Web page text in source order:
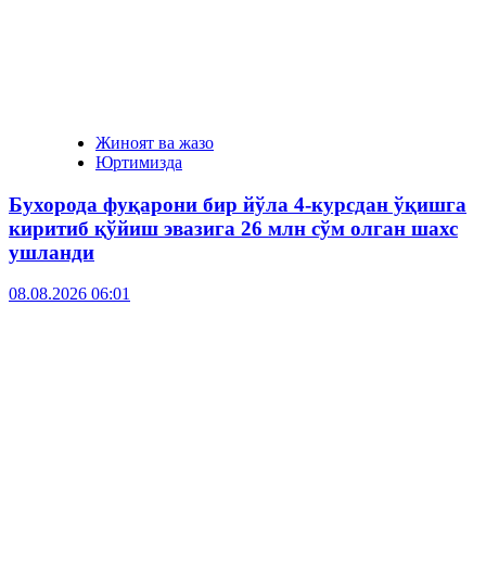
Жиноят ва жазо
Юртимизда
Бухорода фуқарони бир йўла 4-курсдан ўқишга
киритиб қўйиш эвазига 26 млн сўм олган шахс
ушланди
08.08.2026 06:01